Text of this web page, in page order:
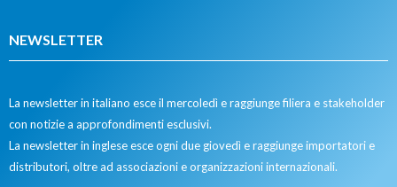
NEWSLETTER
La newsletter in italiano esce il mercoledì e raggiunge filiera e stakeholder
con notizie a approfondimenti esclusivi.
La newsletter in inglese esce ogni due giovedì e raggiunge importatori e
distributori, oltre ad associazioni e organizzazioni internazionali.